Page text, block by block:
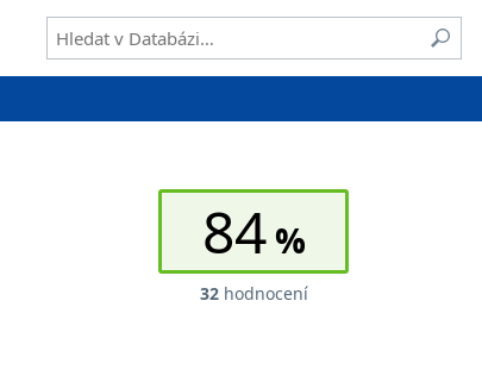
84
32hodnocení